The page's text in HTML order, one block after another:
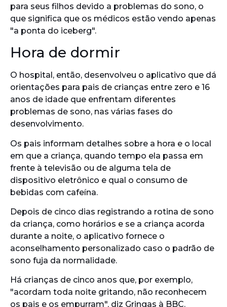
para seus filhos devido a problemas do sono, o
que significa que os médicos estão vendo apenas
"a ponta do iceberg".
Hora de dormir
O hospital, então, desenvolveu o aplicativo que dá
orientações para pais de crianças entre zero e 16
anos de idade que enfrentam diferentes
problemas de sono, nas várias fases do
desenvolvimento.
Os pais informam detalhes sobre a hora e o local
em que a criança, quando tempo ela passa em
frente à televisão ou de alguma tela de
dispositivo eletrônico e qual o consumo de
bebidas com cafeína.
Depois de cinco dias registrando a rotina de sono
da criança, como horários e se a criança acorda
durante a noite, o aplicativo fornece o
aconselhamento personalizado caso o padrão de
sono fuja da normalidade.
Há crianças de cinco anos que, por exemplo,
"acordam toda noite gritando, não reconhecem
os pais e os empurram", diz Gringas à BBC.